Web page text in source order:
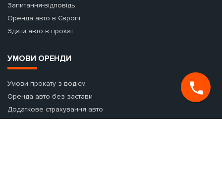
Запитання-відповідь
Оренда авто в Європі
Здати авто в прокат
УМОВИ ОРЕНДИ
Умови прокату з водієм
Оренда авто без застави
Додаткове страхування авто